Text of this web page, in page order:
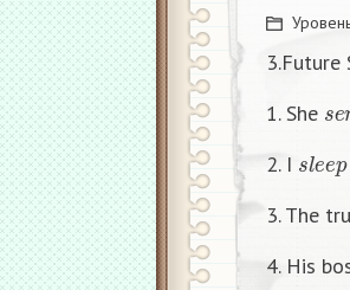
3.Future
1. She
2. I
l
3. The
4. His